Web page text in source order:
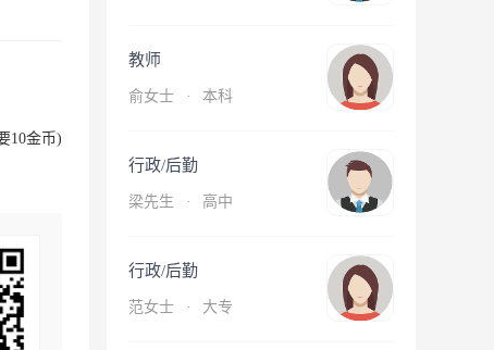
10金币)
教师
俞女士 · 本科
行政/后勤
梁先生 · 高中
行政/后勤
范女士 · 大专